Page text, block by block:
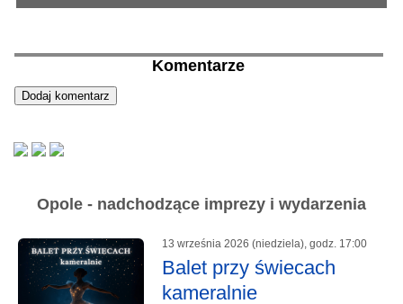
Komentarze
Opole - nadchodzące imprezy i wydarzenia
13 września 2026 (niedziela), godz. 17:00
Balet przy świecach
kameralnie